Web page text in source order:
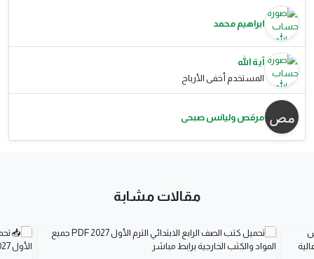
ابراهيم محمد
آية الله
المستخدم أخفى الأرباح
مرقص وليانس صبحى
مقالات مشابة